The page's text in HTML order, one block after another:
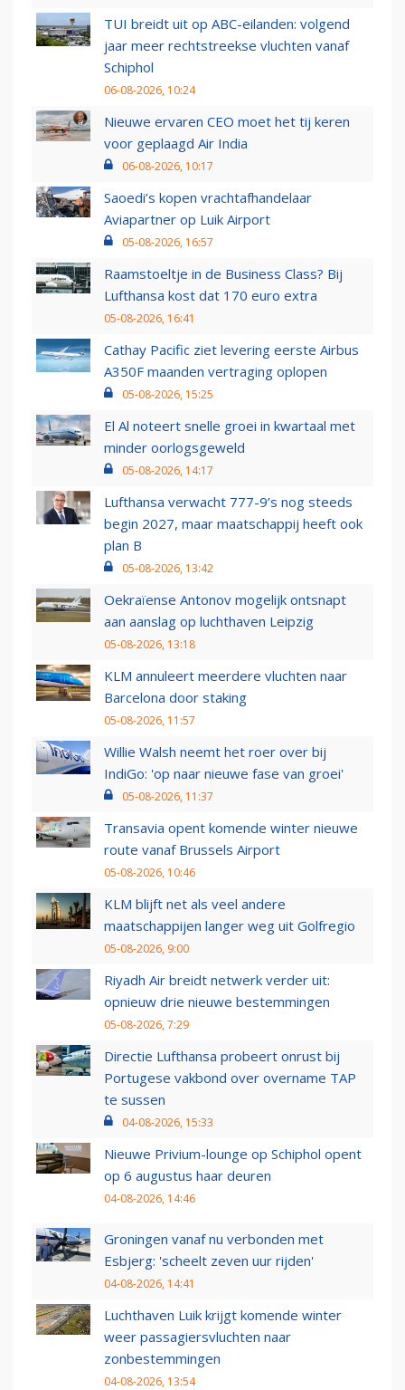
TUI breidt uit op ABC-eilanden: volgend
jaar meer rechtstreekse vluchten vanaf
Schiphol
06-08-2026, 10:24
Nieuwe ervaren CEO moet het tij keren
voor geplaagd Air India
06-08-2026, 10:17
Saoedi’s kopen vrachtafhandelaar
Aviapartner op Luik Airport
05-08-2026, 16:57
Raamstoeltje in de Business Class? Bij
Lufthansa kost dat 170 euro extra
05-08-2026, 16:41
Cathay Pacific ziet levering eerste Airbus
A350F maanden vertraging oplopen
05-08-2026, 15:25
El Al noteert snelle groei in kwartaal met
minder oorlogsgeweld
05-08-2026, 14:17
Lufthansa verwacht 777-9’s nog steeds
begin 2027, maar maatschappij heeft ook
plan B
05-08-2026, 13:42
Oekraïense Antonov mogelijk ontsnapt
aan aanslag op luchthaven Leipzig
05-08-2026, 13:18
KLM annuleert meerdere vluchten naar
Barcelona door staking
05-08-2026, 11:57
Willie Walsh neemt het roer over bij
IndiGo: 'op naar nieuwe fase van groei'
05-08-2026, 11:37
Transavia opent komende winter nieuwe
route vanaf Brussels Airport
05-08-2026, 10:46
KLM blijft net als veel andere
maatschappijen langer weg uit Golfregio
05-08-2026, 9:00
Riyadh Air breidt netwerk verder uit:
opnieuw drie nieuwe bestemmingen
05-08-2026, 7:29
Directie Lufthansa probeert onrust bij
Portugese vakbond over overname TAP
te sussen
04-08-2026, 15:33
Nieuwe Privium-lounge op Schiphol opent
op 6 augustus haar deuren
04-08-2026, 14:46
Groningen vanaf nu verbonden met
Esbjerg: 'scheelt zeven uur rijden'
04-08-2026, 14:41
Luchthaven Luik krijgt komende winter
weer passagiersvluchten naar
zonbestemmingen
04-08-2026, 13:54